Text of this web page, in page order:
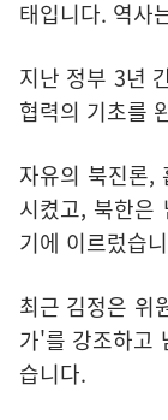
태입니다. 역사
지난 정부 3년
협력의 기초를
자유의 북진론,
시켰고, 북한은
기에 이르렀습
최근 김정은 위
가'를 강조하고
습니다.